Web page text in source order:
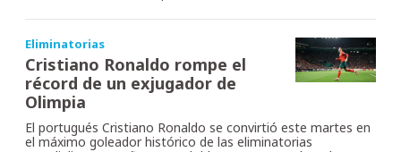
Eliminatorias
Cristiano Ronaldo rompe el
récord de un exjugador de
Olimpia
El portugués Cristiano Ronaldo se convirtió este martes en
el máximo goleador histórico de las eliminatorias